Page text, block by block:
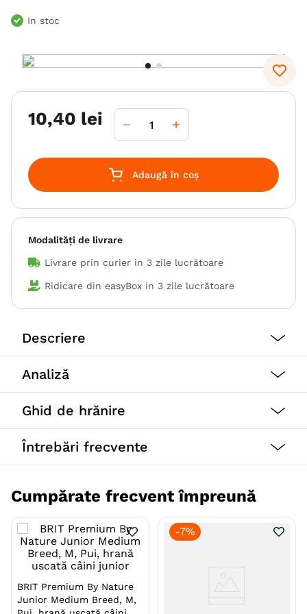
6.
hrana uscata câini
8. acana
9. recompense caini
10. brit caini
In stoc
10,40 lei
Adaugă în coș
Modalități de livrare
Livrare prin curier in 3 zile lucrătoare
Ridicare din easyBox in 3 zile lucrătoare
Descriere
O hrană gustoasă pentru câini, cu o proporție mare de
Peștele alb este o sursă echilibrată de acizi grași
Beneficii:
Supliment ideal pentru granule, îmbunătățește
aportul de hrană și ajută la menținerea
hidratării.
Analiză
Ghid de hrănire
Întrebări frecvente
Cumpărate frecvent împreună
BRIT Premium By Nature
Junior Medium Breed, M,
-7%